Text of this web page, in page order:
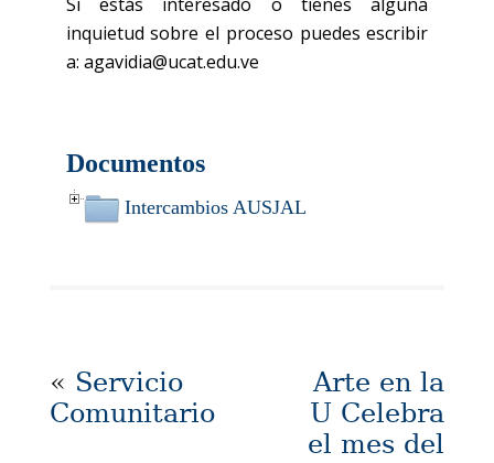
inquietud sobre el proceso puedes escribir
a: agavidia@ucat.edu.ve
Documentos
Intercambios AUSJAL
« Servicio
Comunitario
Arte en la
U Celebra
el mes del